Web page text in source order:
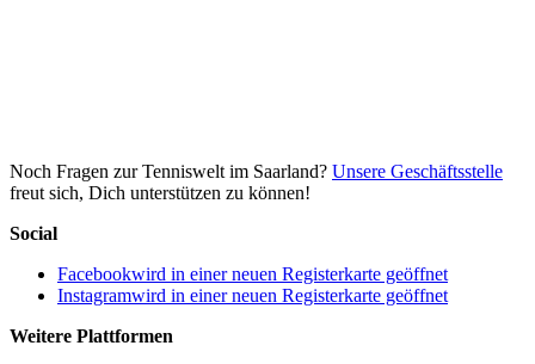
Noch Fragen zur Tenniswelt im Saarland? Unsere Geschäftsstelle
freut sich, Dich unterstützen zu können!
Social
Facebookwird in einer neuen Registerkarte geöffnet
Instagramwird in einer neuen Registerkarte geöffnet
Weitere Plattformen